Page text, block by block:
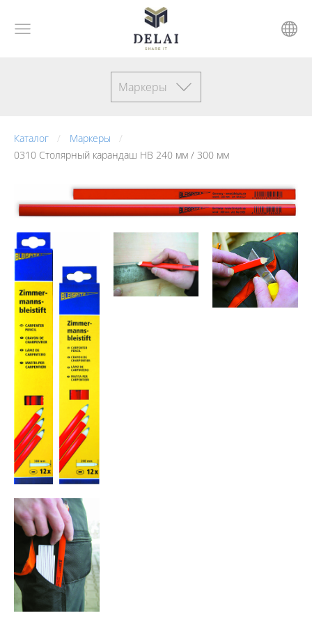
Маркеры
Каталог
Маркеры
0310 Cтолярный карандаш HB 240 мм / 300 мм